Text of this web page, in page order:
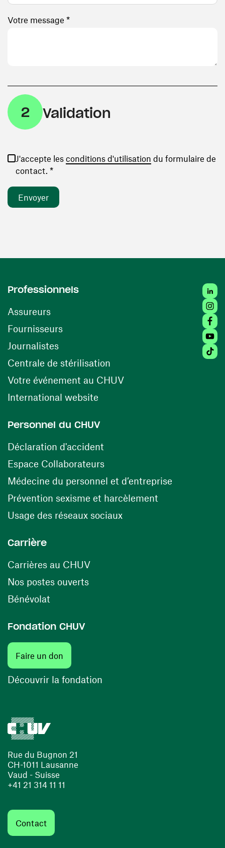
Votre message *
2 Validation
J'accepte les conditions d'utilisation (ouvre une
du formulaire de
contact. *
Rue du Bugnon 21
CH-1011 Lausanne
Vaud - Suisse
+41 21 314 11 11
Contact
Professionnels
Assureurs
Fournisseurs(ouvre une nouvelle fenêtre)
Journalistes
Centrale de stérilisation (ouvre une nouvelle
Votre événement au CHUV(ouvre une nouvelle
International website
Personnel du CHUV
Déclaration d'accident
Espace Collaborateurs(ouvre une nouvelle fenêtre)
Médecine du personnel et d’entreprise
Prévention sexisme et harcèlement
Usage des réseaux sociaux(ouvre une nouvelle
Carrière
Carrières au CHUV(ouvre une nouvelle fenêtre)
Nos postes ouverts(ouvre une nouvelle fenêtre)
Bénévolat
Fondation CHUV
Faire un don
Découvrir la fondation